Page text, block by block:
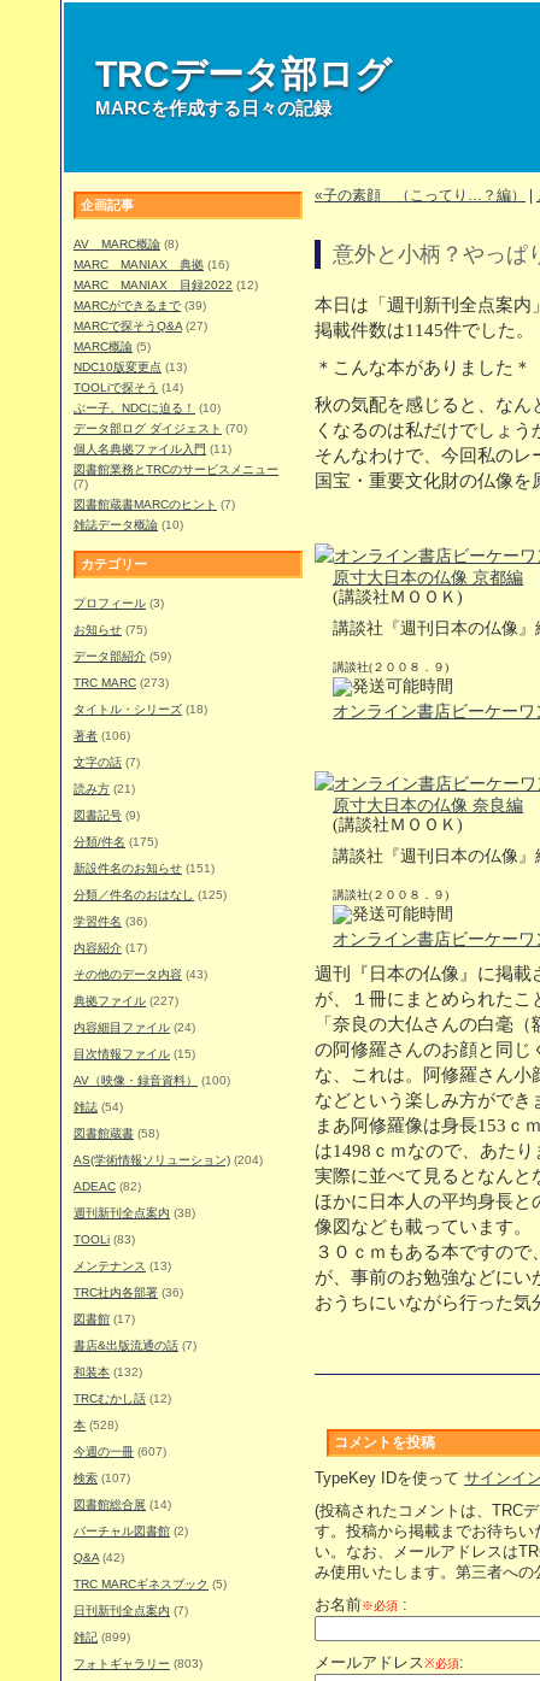
TRCデータ部ログ
MARCを作成する日々の記録
企画記事
AV MARC概論 (8)
MARC MANIAX 典拠 (16)
MARC MANIAX 目録2022 (12)
MARCができるまで (39)
MARCで探そうQ&A (27)
MARC概論 (5)
NDC10版変更点 (13)
TOOLiで探そう (14)
ぶー子、NDCに迫る！
(10)
データ部ログ ダイジェスト (70)
個人名典拠ファイル入門 (11)
図書館業務とTRCのサービスメニュー
(7)
図書館蔵書MARCのヒント (7)
雑誌データ概論 (10)
カテゴリー
プロフィール (3)
お知らせ (75)
データ部紹介 (59)
TRC MARC (273)
タイトル・シリーズ (18)
著者 (106)
文字の話 (7)
読み方 (21)
図書記号 (9)
分類/件名 (175)
新設件名のお知らせ (151)
分類／件名のおはなし
(125)
学習件名 (36)
内容紹介 (17)
その他のデータ内容 (43)
典拠ファイル (227)
内容細目ファイル (24)
目次情報ファイル (15)
AV（映像・録音資料）
(100)
雑誌 (54)
図書館蔵書 (58)
AS(学術情報ソリューション) (204)
ADEAC (82)
週刊新刊全点案内 (38)
TOOLi (83)
メンテナンス (13)
TRC社内各部署 (36)
図書館 (17)
書店&出版流通の話 (7)
和装本 (132)
TRCむかし話 (12)
本 (528)
今週の一冊 (607)
検索 (107)
図書館総合展 (14)
バーチャル図書館 (2)
Q&A (42)
TRC MARCギネスブック (5)
日刊新刊全点案内 (7)
雑記 (899)
フォトギャラリー (803)
«子の素顔 （こってり…？編）
意外と小柄？やっぱ
本日は「週刊新刊全点案内
掲載件数は1145件でした。
＊こんな本がありました＊
秋の気配を感じると、なん
くなるのは私だけでしょう
そんなわけで、今回私の
国宝・重要文化財の仏像
原寸大日本の仏像 京都編
(講談社ＭＯＯＫ)
講談社『週刊日本の仏像』
講談社(２００８．９)
オンライン書店ビーケー
原寸大日本の仏像 奈良編
(講談社ＭＯＯＫ)
講談社『週刊日本の仏像』
講談社(２００８．９)
オンライン書店ビーケー
週刊『日本の仏像』に掲載
が、１冊にまとめられたこ
「奈良の大仏さんの白毫
の阿修羅さんのお顔と同じ
な、これは。阿修羅さん小
などという楽しみ方ができ
まあ阿修羅像は身長153ｃ
は1498ｃｍなので、あた
実際に並べて見るとなんと
ほかに日本人の平均身長と
像図なども載っています。
３０ｃｍもある本ですの
が、事前のお勉強などにい
おうちにいながら行った気
コメントを投稿
TypeKey IDを使って サインイ
(投稿されたコメントは、TRC
す。投稿から掲載までお待ち
い。なお、メールアドレスは
み使用いたします。第三者へ
お名前※必須 :
メールアドレス※必須: